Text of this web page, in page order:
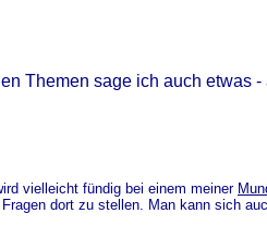
Themen sage ich auch etwas
vielleicht fündig bei einem meiner
dort zu stellen. Man kann sich